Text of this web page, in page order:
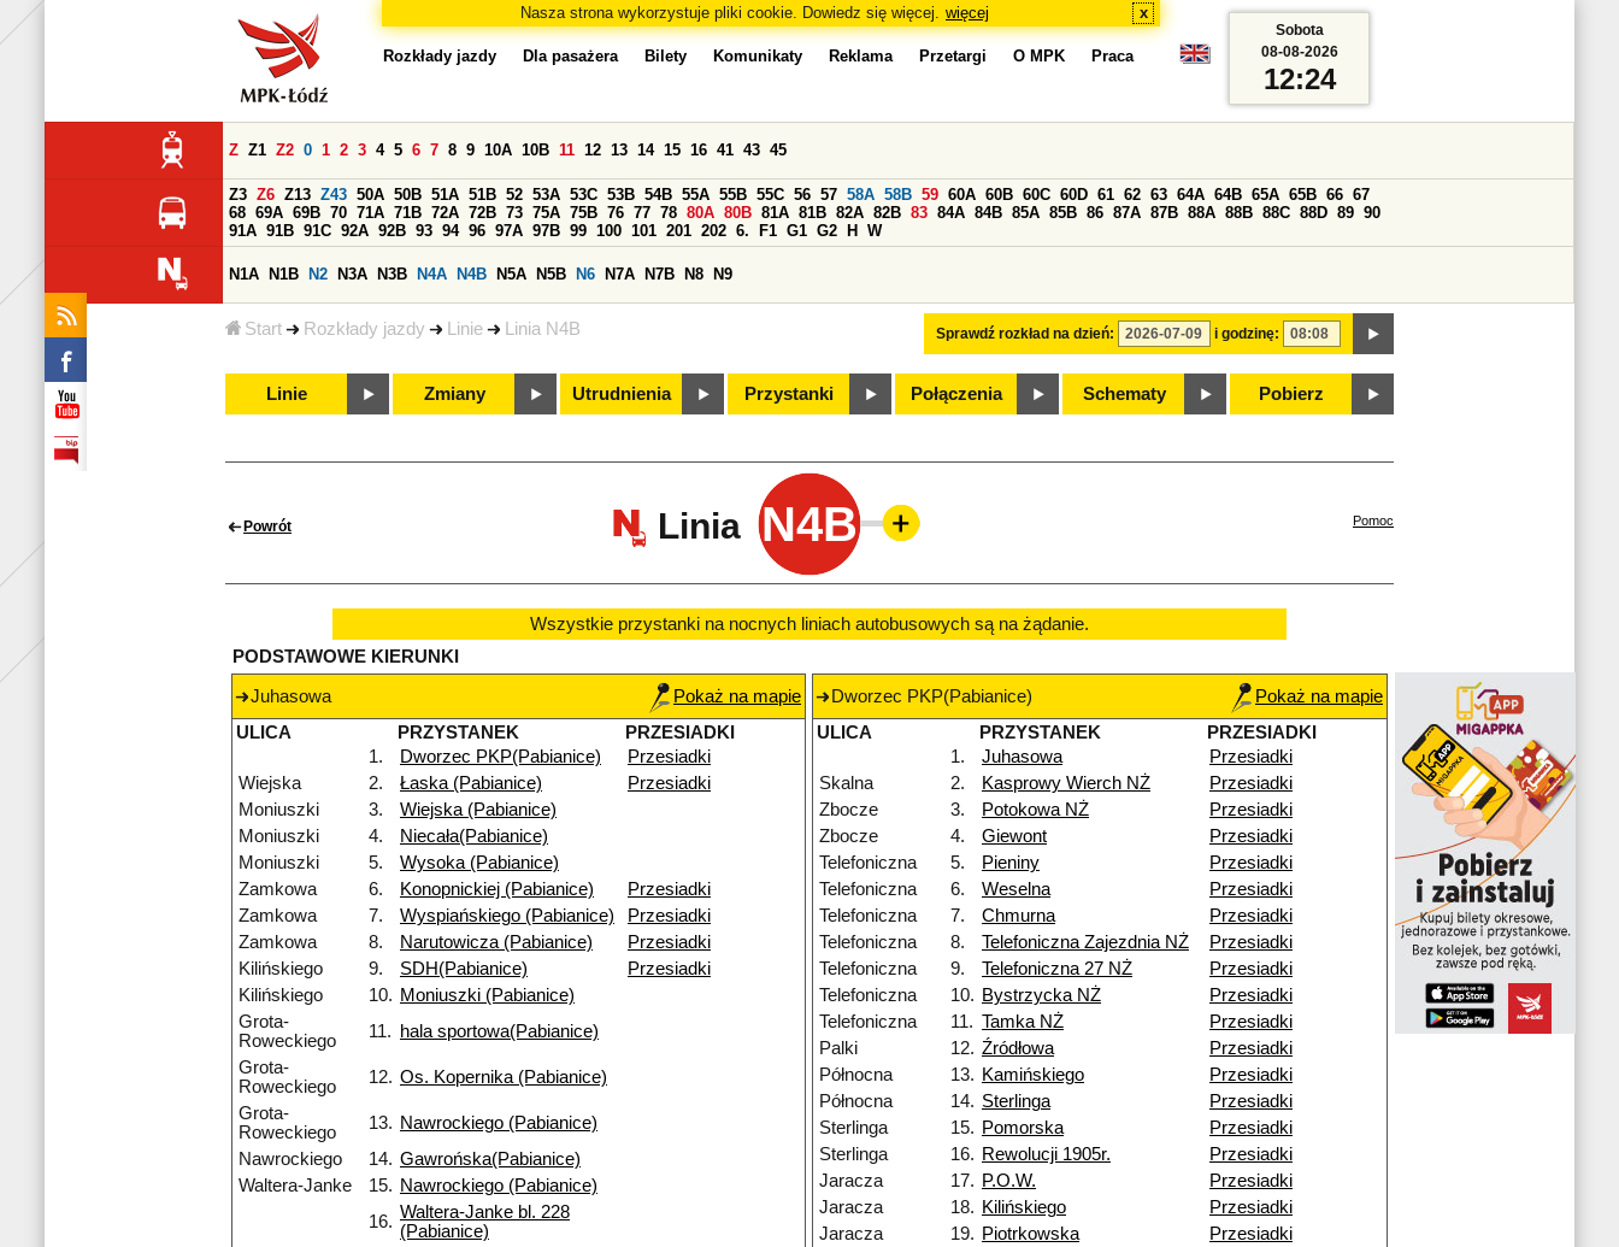
Nasza strona wykorzystuje pliki cookie. Dowiedz się więcej. więcej x
Start Rozkłady jazdy Linie Linia N4B
Rozkłady jazdy Dla pasażera Bilety Komunikaty Reklama Przetargi O MPK Praca
Sprawdź rozkład na dzień: i godzinę:
Z Z1 Z2 0 1 2 3 4 5 6 7 8 9 10A 10B 11 12 13 14 15 16 41 43 45
Z3 Z6 Z13 Z43 50A 50B 51A 51B 52 53A 53C 53B 54B 55A 55B 55C 56 57 58A 58B 59 60A 60B 60C 60D 61 62 63 64A 64B 65A 65B 66 67
68 69A 69B 70 71A 71B 72A 72B 73 75A 75B 76 77 78 80A 80B 81A 81B 82A 82B 83 84A 84B 85A 85B 86 87A 87B 88A 88B 88C 88D 89 90
91A 91B 91C 92A 92B 93 94 96 97A 97B 99 100 101 201 202 6. F1 G1 G2 H W
N1A N1B N2 N3A N3B N4A N4B N5A N5B N6 N7A N7B N8 N9
Linie Zmiany Utrudnienia Przystanki Połączenia Schematy Pobierz
Sobota
08-08-2026
12:24
Powrót Linia N4B Pomoc
Wszystkie przystanki na nocnych liniach autobusowych są na żądanie.
PODSTAWOWE KIERUNKI
Juhasowa
Pokaż na mapie
ULICA
PRZYSTANEK
PRZESIADKI
1.
Dworzec PKP(Pabianice)
Przesiadki
Wiejska
2. Łaska (Pabianice)
Przesiadki
Moniuszki
3.
Wiejska (Pabianice)
Moniuszki
4.
Niecała(Pabianice)
Moniuszki
5.
Wysoka (Pabianice)
Zamkowa
6. Konopnickiej (Pabianice)
Przesiadki
Zamkowa
7. Wyspiańskiego (Pabianice)
Przesiadki
Zamkowa
8. Narutowicza (Pabianice)
Przesiadki
Kilińskiego
9. SDH(Pabianice)
Przesiadki
Kilińskiego
10. Moniuszki (Pabianice)
Grota-
Roweckiego
11.
hala sportowa(Pabianice)
Grota-
Roweckiego
12. Os. Kopernika (Pabianice)
Grota-
Roweckiego
13. Nawrockiego (Pabianice)
Nawrockiego
14. Gawrońska(Pabianice)
Waltera-Janke
15. Nawrockiego (Pabianice)
16. Waltera-Janke bl. 228
(Pabianice)
Dworzec PKP(Pabianice)
Pokaż na mapie
ULICA
PRZYSTANEK
PRZESIADKI
1.
Juhasowa
Przesiadki
Skalna
2. Kasprowy Wierch NŻ
Przesiadki
Zbocze
3. Potokowa NŻ
Przesiadki
Zbocze
4. Giewont
Przesiadki
Telefoniczna
5. Pieniny
Przesiadki
Telefoniczna
6. Weselna
Przesiadki
Telefoniczna
7. Chmurna
Przesiadki
Telefoniczna
8. Telefoniczna Zajezdnia NŻ
Przesiadki
Telefoniczna
9. Telefoniczna 27 NŻ
Przesiadki
Telefoniczna
10. Bystrzycka NŻ
Przesiadki
Telefoniczna
11. Tamka NŻ
Przesiadki
Palki
12. Źródłowa
Przesiadki
Północna
13. Kamińskiego
Przesiadki
Północna
14. Sterlinga
Przesiadki
Sterlinga
15. Pomorska
Przesiadki
Sterlinga
16. Rewolucji 1905r.
Przesiadki
Jaracza
17. P.O.W.
Przesiadki
Jaracza
18. Kilińskiego
Przesiadki
Jaracza
19. Piotrkowska
Przesiadki